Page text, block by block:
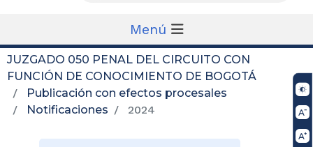
Menú
JUZGADO 050 PENAL DEL CIRCUITO CON
FUNCIÓN DE CONOCIMIENTO DE BOGOTÁ
Publicación con efectos procesales
Notificaciones
2024